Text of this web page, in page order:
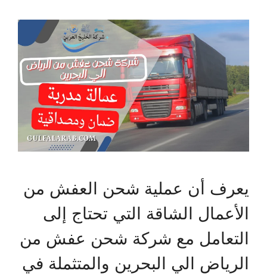
يعرف أن عملية شحن العفش من
الأعمال الشاقة التي تحتاج إلى
التعامل مع شركة شحن عفش من
الرياض الي البحرين والمتثملة في